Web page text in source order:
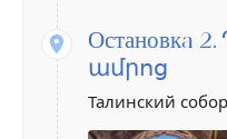
Остановкa 2.
ամրոց
Талинский